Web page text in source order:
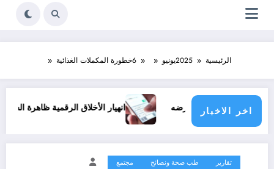
الرئيسية 2025يونيو 6خطورة المكملات الغذائية
اخر الاخبار
من أرضه انهيار الأخلاق الرقمية ظاهرة الشتائم والطعن
تقارير طب صحة ونصائح مجتمع